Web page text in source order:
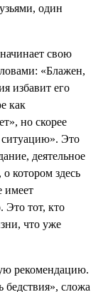
один
свою
«Блажен,
избавит его
как
но скорее
ситуацию». Это
деятельное
котором здесь
имеет
Это тот, кто
что уже
рекомендацию.
бедствия», сложа